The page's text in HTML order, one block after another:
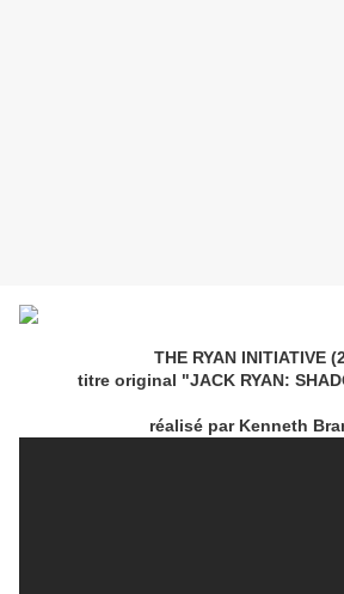
THE RYAN INITIATIVE
titre original "JACK RYAN:
réalisé par Kenneth